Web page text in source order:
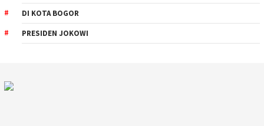
DI KOTA BOGOR
PRESIDEN JOKOWI